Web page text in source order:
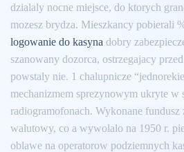
dzialaly nocne miejsce, do ktorych
mozesz brydza. Mieszkancy pobierali
logowanie do kasyna dobry
szanowany dozorca, ostrzegajacy
powstaly nie. 1 chalupnicze
mechanizmem sprezynowym ukryte w
radiogramofonach. Wykonane
walutowy, co a wywolalo na 1950 r.
oblawe na operatorow podziemnych